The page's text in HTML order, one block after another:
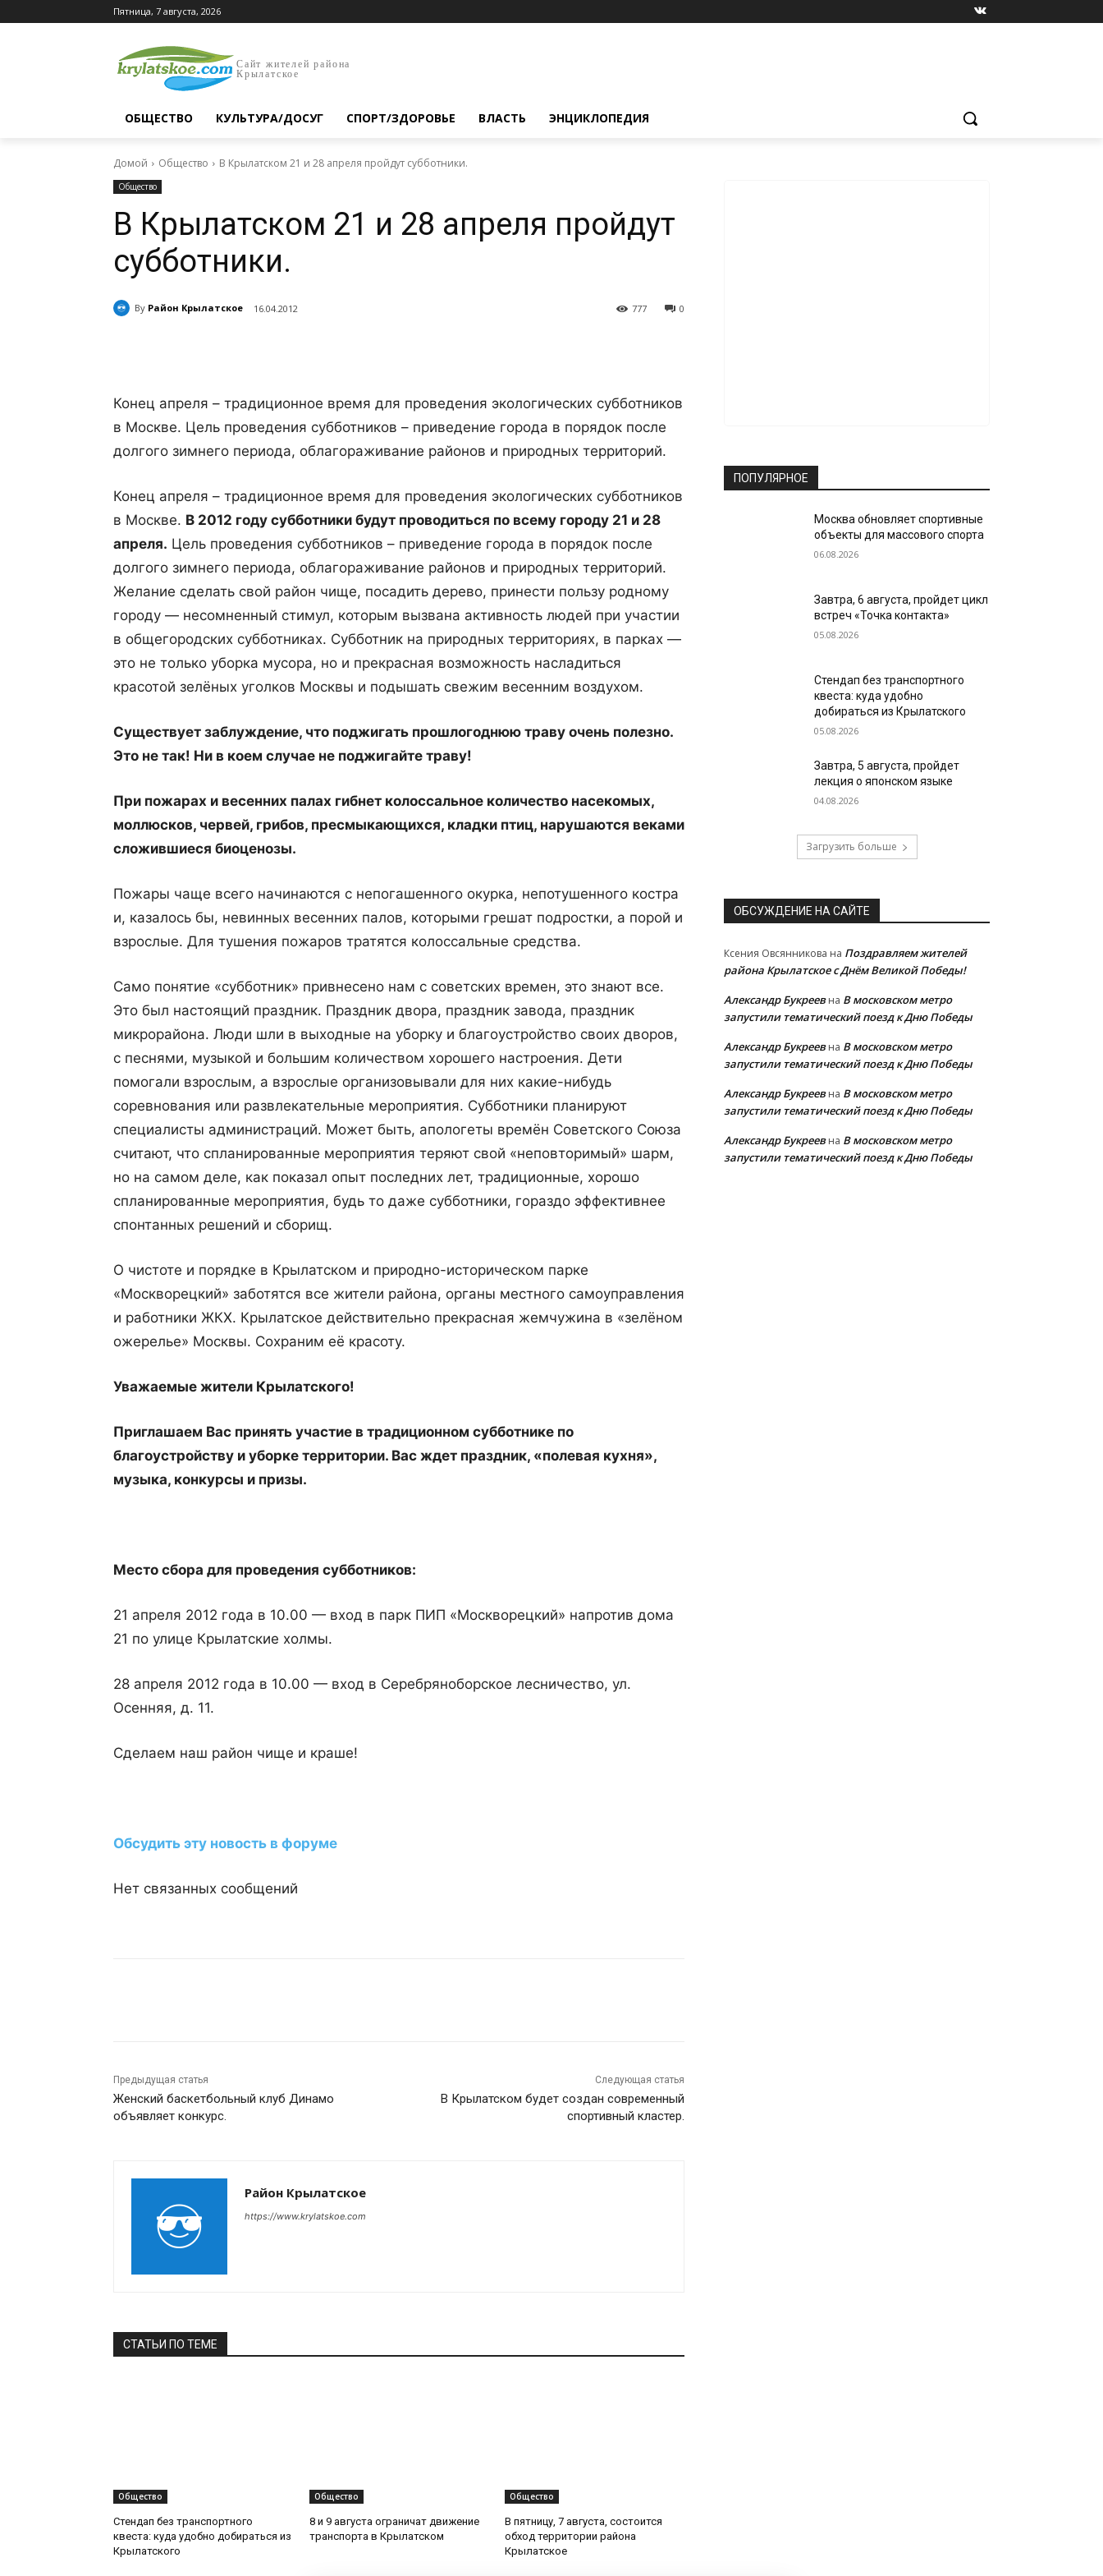
Пятница, 7 августа, 2026
Сайт жителей района
Крылатское
ОБЩЕСТВО КУЛЬТУРА/ДОСУГ СПОРТ/ЗДОРОВЬЕ ВЛАСТЬ ЭНЦИКЛОПЕДИЯ
Домой Общество В Крылатском 21 и 28 апреля пройдут субботники.
Общество
В Крылатском 21 и 28 апреля пройдут
субботники.
By Район Крылатское 16.04.2012 0
777
Конец апреля – традиционное время для проведения экологических субботников
в Москве. Цель проведения субботников – приведение города в порядок после
долгого зимнего периода, облагораживание районов и природных территорий.
Конец апреля – традиционное время для проведения экологических субботников
в Москве. В 2012 году субботники будут проводиться по всему городу 21 и 28
апреля. Цель проведения субботников – приведение города в порядок после
долгого зимнего периода, облагораживание районов и природных территорий.
Желание сделать свой район чище, посадить дерево, принести пользу родному
городу — несомненный стимул, которым вызвана активность людей при участии
в общегородских субботниках. Субботник на природных территориях, в парках —
это не только уборка мусора, но и прекрасная возможность насладиться
красотой зелёных уголков Москвы и подышать свежим весенним воздухом.
Существует заблуждение, что поджигать прошлогоднюю траву очень полезно.
Это не так! Ни в коем случае не поджигайте траву!
При пожарах и весенних палах гибнет колоссальное количество насекомых,
моллюсков, червей, грибов, пресмыкающихся, кладки птиц, нарушаются веками
сложившиеся биоценозы.
Пожары чаще всего начинаются с непогашенного окурка, непотушенного костра
и, казалось бы, невинных весенних палов, которыми грешат подростки, а порой и
взрослые. Для тушения пожаров тратятся колоссальные средства.
Само понятие «субботник» привнесено нам с советских времен, это знают все.
Это был настоящий праздник. Праздник двора, праздник завода, праздник
микрорайона. Люди шли в выходные на уборку и благоустройство своих дворов,
с песнями, музыкой и большим количеством хорошего настроения. Дети
помогали взрослым, а взрослые организовывали для них какие-нибудь
соревнования или развлекательные мероприятия. Субботники планируют
специалисты администраций. Может быть, апологеты времён Советского Союза
считают, что спланированные мероприятия теряют свой «неповторимый» шарм,
но на самом деле, как показал опыт последних лет, традиционные, хорошо
спланированные мероприятия, будь то даже субботники, гораздо эффективнее
спонтанных решений и сборищ.
О чистоте и порядке в Крылатском и природно-историческом парке
«Москворецкий» заботятся все жители района, органы местного самоуправления
и работники ЖКХ. Крылатское действительно прекрасная жемчужина в «зелёном
ожерелье» Москвы. Сохраним её красоту.
Уважаемые жители Крылатского!
Приглашаем Вас принять участие в традиционном субботнике по
благоустройству и уборке территории. Вас ждет праздник, «полевая кухня»,
музыка, конкурсы и призы.
Место сбора для проведения субботников:
21 апреля 2012 года в 10.00 — вход в парк ПИП «Москворецкий» напротив дома
21 по улице Крылатские холмы.
28 апреля 2012 года в 10.00 — вход в Серебряноборское лесничество, ул.
Осенняя, д. 11.
Cделаем наш район чище и краше!
Обсудить эту новость в форуме
Нет связанных сообщений
Предыдущая статья
Женский баскетбольный клуб Динамо
объявляет конкурс.
Следующая статья
В Крылатском будет создан современный
спортивный кластер.
Район Крылатское
https://www.krylatskoe.com
СТАТЬИ ПО ТЕМЕ
Общество
Стендап без транспортного
квеста: куда удобно добираться из
Крылатского
Общество
8 и 9 августа ограничат движение
транспорта в Крылатском
Общество
В пятницу, 7 августа, состоится
обход территории района
Крылатское
ПОПУЛЯРНОЕ
Москва обновляет спортивные
объекты для массового спорта
06.08.2026
Завтра, 6 августа, пройдет цикл
встреч «Точка контакта»
05.08.2026
Стендап без транспортного
квеста: куда удобно
добираться из Крылатского
05.08.2026
Завтра, 5 августа, пройдет
лекция о японском языке
04.08.2026
Загрузить больше
ОБСУЖДЕНИЕ НА САЙТЕ
Ксения Овсянникова на Поздравляем жителей
района Крылатское с Днём Великой Победы!
Александр Букреевна В московском метро
запустили тематический поезд к Дню Победы
Александр Букреевна В московском метро
запустили тематический поезд к Дню Победы
Александр Букреевна В московском метро
запустили тематический поезд к Дню Победы
Александр Букреевна В московском метро
запустили тематический поезд к Дню Победы